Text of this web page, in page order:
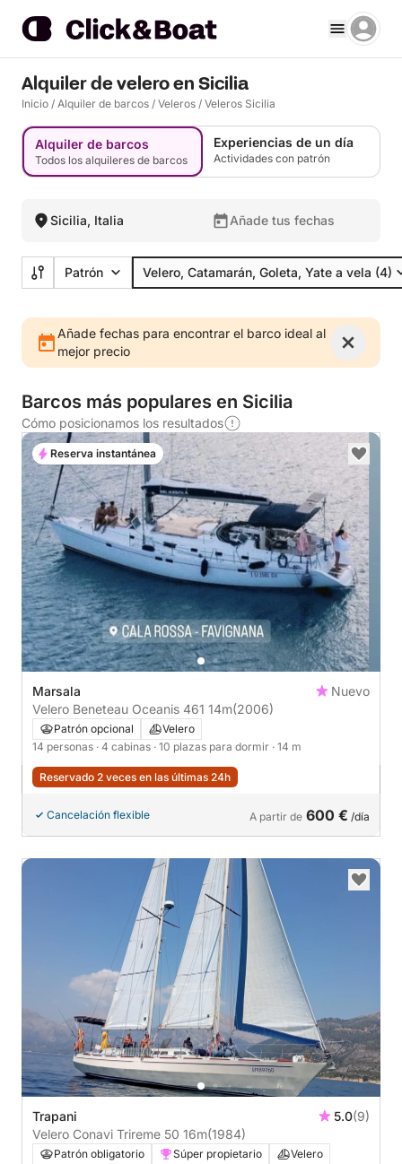
Alquiler de velero en Sicilia
Inicio / Alquiler de barcos / Veleros / Veleros Sicilia
Alquiler de barcos
Todos los alquileres de barcos
Experiencias de un día
Actividades con patrón
Sicilia, Italia Añade tus fechas
Patrón Velero, Catamarán, Goleta, Yate a vela (4)
Añade fechas para encontrar el barco ideal al
mejor precio
Barcos más populares en Sicilia
Cómo posicionamos los resultados
Marsala
Nuevo
Velero Beneteau Oceanis 461 14m(2006)
Patrón opcional
Velero
14 personas · 4 cabinas · 10 plazas para dormir · 14 m
Reservado 2 veces en las últimas 24h
Cancelación flexible A partir de 600 € /día
Reserva instantánea
Trapani 5.0(9)
Velero Conavi Trireme 50 16m(1984)
Patrón obligatorio Súper propietario
Velero